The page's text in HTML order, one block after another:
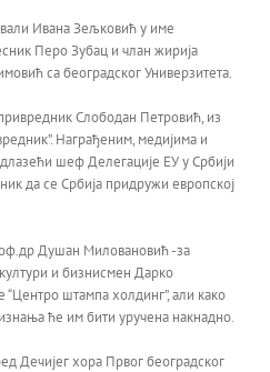
Ивана Зељковић у име
Перо Зубац и члан жирија
са београдског Универзитета.
Слободан Петровић, из
Награђеним, медијима и
шеф Делегације ЕУ у Србији
да се Србија придружи европској
Душан Миловановић -за
и бизнисмен Дарко
“Центро штампа холдинг”, али како
ће им бити уручена накнадно.
Дечијег хора Првог београдског